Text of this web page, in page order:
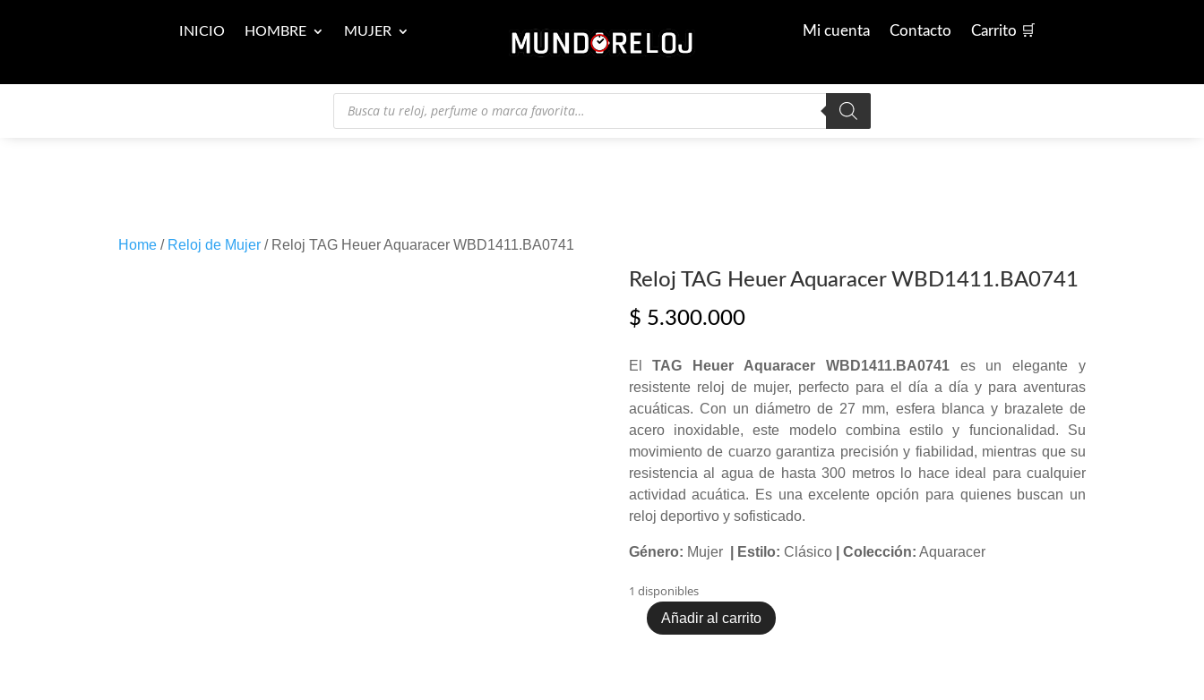
INICIO HOMBRE MUJER Mi cuenta Contacto Carrito 🛒
Búsqueda
productos
Home / Reloj de Mujer / Reloj TAG Heuer Aquaracer WBD1411.BA0741
Reloj TAG Heuer Aquaracer WBD1411.BA0741
$ 5.300.000
ElTAG Heuer Aquaracer WBD1411.BA0741es un elegante y
resistente reloj de mujer, perfecto para el día a día y para aventuras
acuáticas. Con un diámetro de 27 mm, esfera blanca y brazalete de
acero inoxidable, este modelo combina estilo y funcionalidad. Su
movimiento de cuarzo garantiza precisión y fiabilidad, mientras que su
resistencia al agua de hasta 300 metros lo hace ideal para cualquier
actividad acuática. Es una excelente opción para quienes buscan un
reloj deportivo y sofisticado.
Género: Mujer | Estilo: Clásico | Colección: Aquaracer
1 disponibles
Reloj
Añadir al carrito